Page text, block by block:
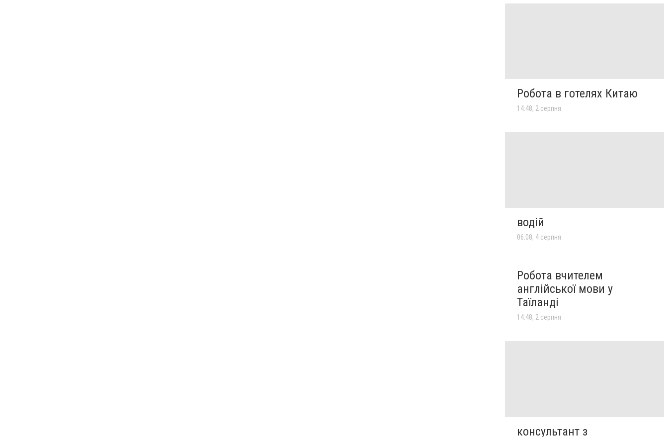
Робота в готелях Китаю
14:48, 2 серпня
водій
06:08, 4 серпня
Робота вчителем
англійської мови у
Таїланді
14:48, 2 серпня
консультант з